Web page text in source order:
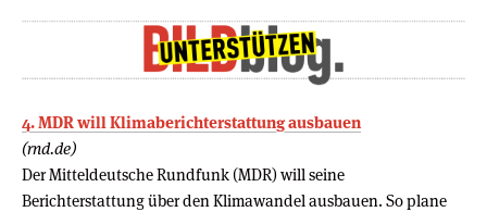
4. MDR will Klimaberichterstattung ausbauen
(rnd.de)
Der Mitteldeutsche Rundfunk (MDR) will seine
Berichterstattung über den Klimawandel ausbauen. So plane